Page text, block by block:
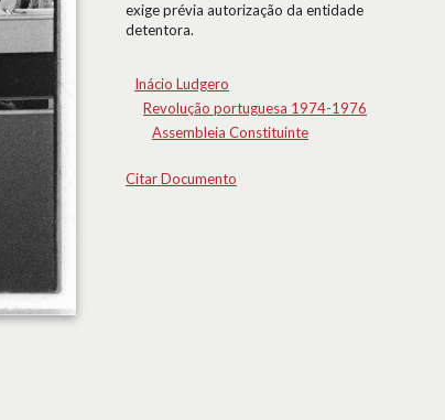
exige prévia autorização da entidade
detentora.
Inácio Ludgero
Revolução portuguesa 1974-1976
Assembleia Constituinte
Citar Documento